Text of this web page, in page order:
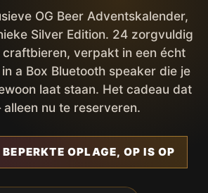
OG Beer Adventskalender,
Silver Edition. 24 zorgvuldig
verpakt in een écht
a Box Bluetooth speaker die je
laat staan. Het cadeau dat
nu te reserveren.
OPLAGE, OP IS OP